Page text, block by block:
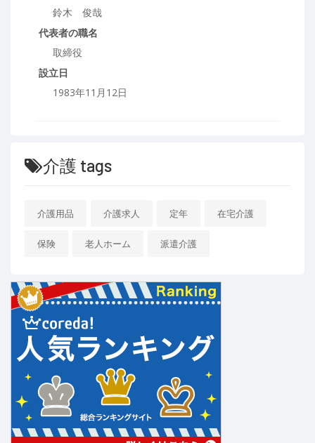
鈴木 俊哉
代表者の職名
取締役
設立日
1983年11月12日
介護 tags
介護用品 介護求人 定年 在宅介護
保険 老人ホーム 派遣介護